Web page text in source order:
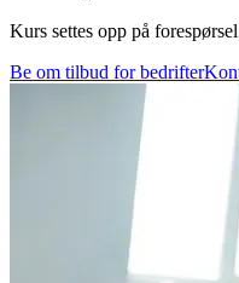
Kurs settes opp på
Be om tilbud for bedrifter